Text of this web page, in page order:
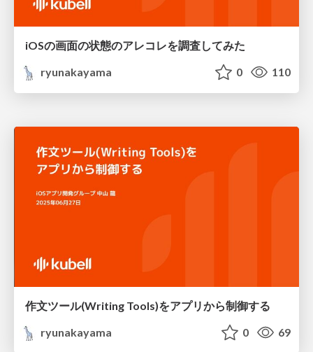
iOSの画面の状態のアレコレを調査してみた
ryunakayama
0 110
作文ツール(Writing Tools)をアプリから制御する
ryunakayama
0 69